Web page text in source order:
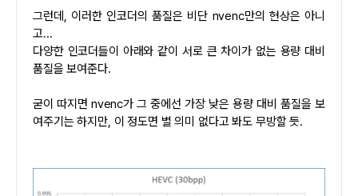
그런데, 이러한 인코더의 품질은 비단 nvenc만의 현상은 아니
고...
다양한 인코더들이 아래와 같이 서로 큰 차이가 없는 용량 대비
품질을 보여준다.
굳이 따지면 nvenc가 그 중에선 가장 낮은 용량 대비 품질을 보
여주기는 하지만, 이 정도면 별 의미 없다고 봐도 무방할 듯.